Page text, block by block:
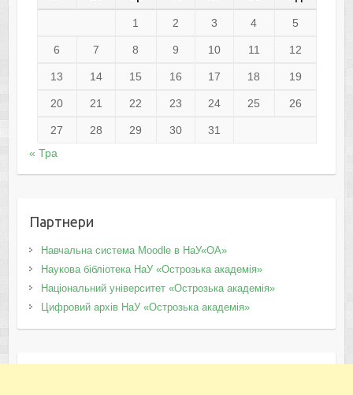
1 2 3 4 5
6 7 8 9 10 11 12
13 14 15 16 17 18 19
20 21 22 23 24 25 26
27 28 29 30
31
« Тра
Партнери
Навчальна система Moodle в НаУ«ОА»
Наукова бібліотека НаУ «Острозька академія»
Національний університет «Острозька академія»
Цифровий архів НаУ «Острозька академія»